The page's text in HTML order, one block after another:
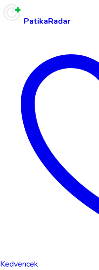
PatikaRadar
Kedvencek